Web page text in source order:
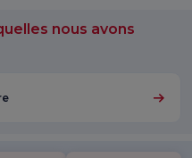
nous avons